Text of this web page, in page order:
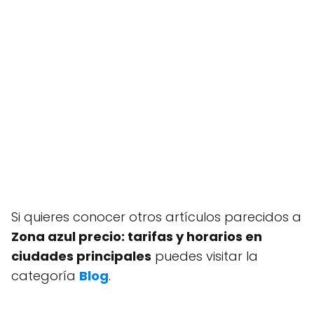
Si quieres conocer otros artículos parecidos a
Zona azul precio: tarifas y horarios en
ciudades principales puedes visitar la
categoría Blog.